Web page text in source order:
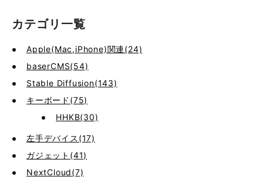
カテゴリ一覧
Apple(Mac,iPhone)関連(24)
baserCMS(54)
Stable Diffusion(143)
キーボード(75)
HHKB(30)
左手デバイス(17)
ガジェット(41)
NextCloud(7)